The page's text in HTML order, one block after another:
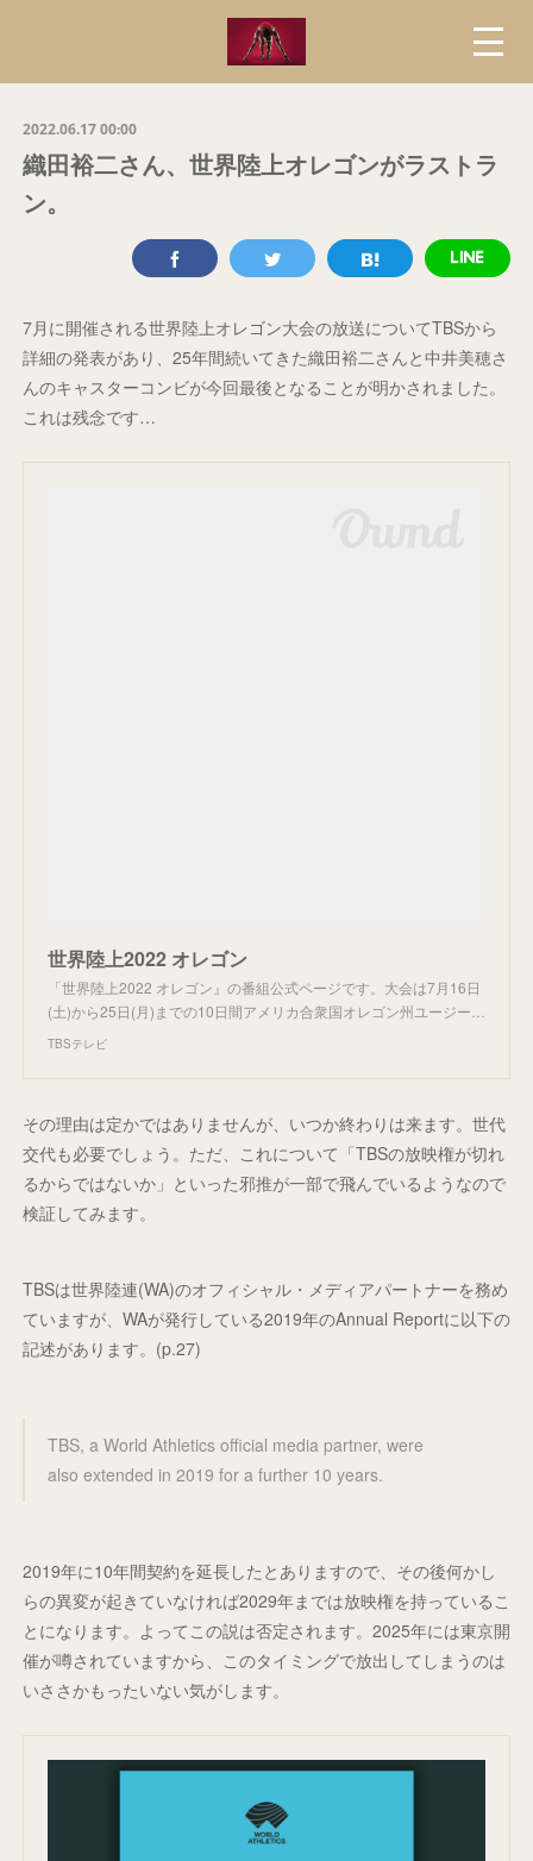
2022.06.17 00:00
織田裕二さん、世界陸上オレゴンがラストラ
ン。
7月に開催される世界陸上オレゴン大会の放送についてTBSから
詳細の発表があり、25年間続いてきた織田裕二さんと中井美穂さ
んのキャスターコンビが今回最後となることが明かされました。
これは残念です…
世界陸上2022 オレゴン
「世界陸上2022 オレゴン』の番組公式ページです。大会は7月16日
(土)から25日(月)までの10日間アメリカ合衆国オレゴン州ユージー…
TBSテレビ
その理由は定かではありませんが、いつか終わりは来ます。世代
交代も必要でしょう。ただ、これについて「TBSの放映権が切れ
るからではないか」といった邪推が一部で飛んでいるようなので
検証してみます。
TBSは世界陸連(WA)のオフィシャル・メディアパートナーを務め
ていますが、WAが発行している2019年のAnnual Reportに以下の
記述があります。(p.27)
TBS, a World Athletics official media partner, were
also extended in 2019 for a further 10 years.
2019年に10年間契約を延長したとありますので、その後何かし
らの異変が起きていなければ2029年までは放映権を持っているこ
とになります。よってこの説は否定されます。2025年には東京開
催が噂されていますから、このタイミングで放出してしまうのは
いささかもったいない気がします。